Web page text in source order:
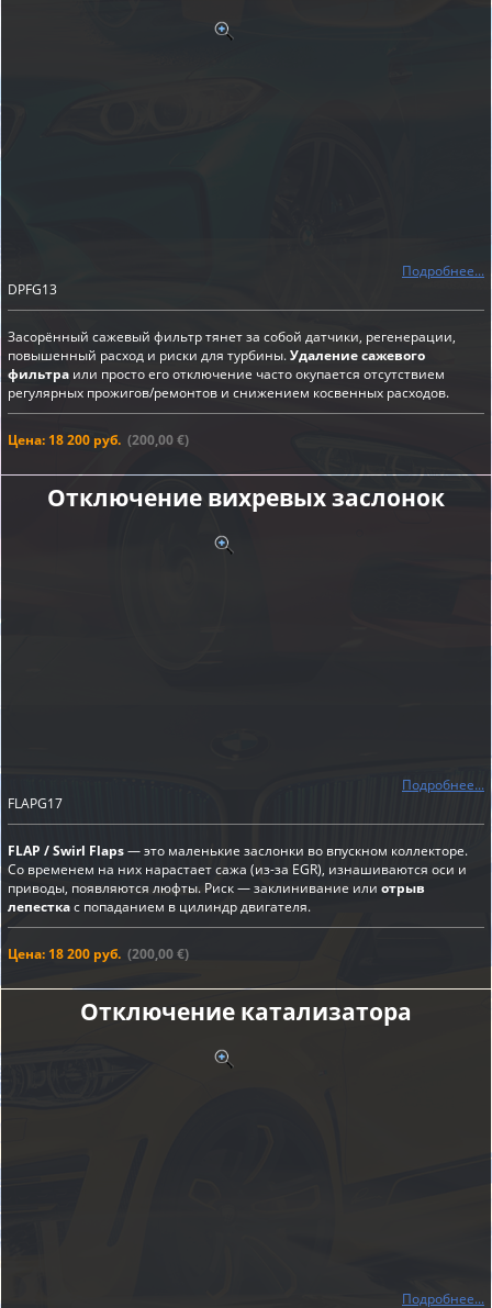
Подробнее...
DPFG13
Засорённый сажевый фильтр тянет за собой датчики, регенерации,
повышенный расход и риски для турбины.Удаление сажевого
фильтра или просто его отключение часто окупается отсутствием
регулярных прожигов/ремонтов и снижением косвенных расходов.
Цена: 18 200 руб. (200,00 €)
Отключение вихревых заслонок
Подробнее...
FLAPG17
FLAP / Swirl Flaps— это маленькие заслонки во впускном коллекторе.
Со временем на них нарастает сажа (из-за EGR), изнашиваются оси и
приводы, появляются люфты. Риск — заклинивание или отрыв
лепесткас попаданием в цилиндр двигателя.
Цена: 18 200 руб. (200,00 €)
Отключение катализатора
Подробнее...